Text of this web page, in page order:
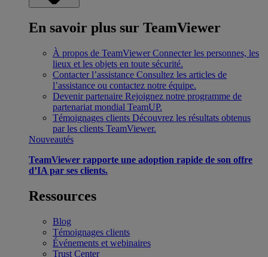
En savoir plus sur TeamViewer
À propos de TeamViewer Connecter les personnes, les
lieux et les objets en toute sécurité.
Contacter l’assistance Consultez les articles de
l’assistance ou contactez notre équipe.
Devenir partenaire Rejoignez notre programme de
partenariat mondial TeamUP.
Témoignages clients Découvrez les résultats obtenus
par les clients TeamViewer.
Nouveautés
TeamViewer rapporte une adoption rapide de son offre
d’IA par ses clients.
Ressources
Blog
Témoignages clients
Événements et webinaires
Trust Center